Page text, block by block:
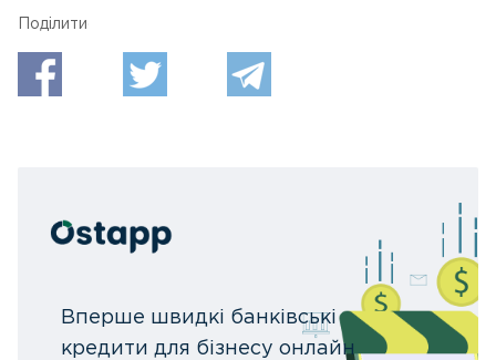
Поділитися:
Вперше швидкі банківські
кредити для бізнесу онлайн